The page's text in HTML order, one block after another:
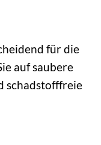
für die
auf saubere
schadstofffreie